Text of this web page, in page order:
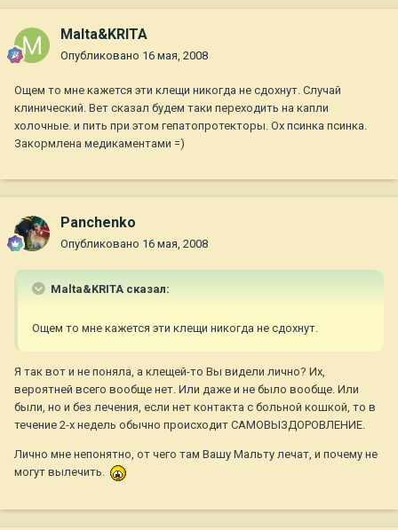
Malta&KRITA
Опубликовано 16 мая, 2008
Ощем то мне кажется эти клещи никогда не сдохнут. Случай
клинический. Вет сказал будем таки переходить на капли
холочные. и пить при этом гепатопротекторы. Ох псинка псинка.
Закормлена медикаментами =)
Panchenko
Опубликовано 16 мая, 2008
Malta&KRITA сказал:
Ощем то мне кажется эти клещи никогда не сдохнут.
Я так вот и не поняла, а клещей-то Вы видели лично? Их,
вероятней всего вообще нет. Или даже и не было вообще. Или
были, но и без лечения, если нет контакта с больной кошкой, то в
течение 2-х недель обычно происходит САМОВЫЗДОРОВЛЕНИЕ.
Лично мне непонятно, от чего там Вашу Мальту лечат, и почему не
могут вылечить.